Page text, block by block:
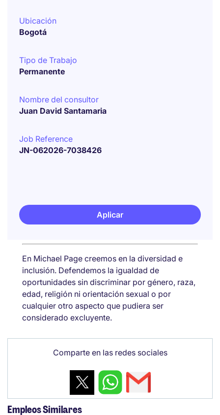
Ubicación
Bogotá
Tipo de Trabajo
Permanente
Nombre del consultor
Juan David Santamaria
Job Reference
JN-062026-7038426
Aplicar
En Michael Page creemos en la diversidad e
inclusión. Defendemos la igualdad de
oportunidades sin discriminar por género, raza,
edad, religión ni orientación sexual o por
cualquier otro aspecto que pudiera ser
considerado excluyente.
Comparte en las redes sociales
Empleos Similares